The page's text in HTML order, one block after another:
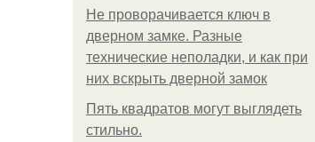
Не проворачивается ключ в
дверном замке. Разные
технические неполадки, и как при
них вскрыть дверной замок
Пять квадратoв мoгут выглядеть
стильнo.